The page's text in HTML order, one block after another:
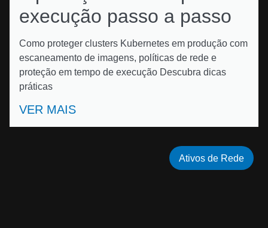
execução passo a passo
Como proteger clusters Kubernetes em produção com
escaneamento de imagens, políticas de rede e
proteção em tempo de execução Descubra dicas
práticas
VER MAIS
Ativos de Rede